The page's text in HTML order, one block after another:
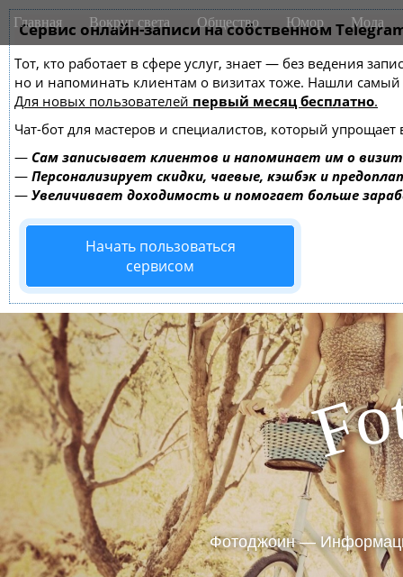
Сервис онлайн-записи на собственном
Тот, кто работает в сфере услуг, знает — без ведения
но и напоминать клиентам о визитах тоже. Нашли
Для новых пользователей первый месяц бесплатно.
Чат-бот для мастеров и специалистов, который упрощает
— Сам записывает клиентов и напоминает им о
— Персонализирует скидки, чаевые, кэшбэк и
— Увеличивает доходимость и помогает больше
Начать пользоваться
сервисом
M
a
n
m
e
n
u
i
Главная Вокруг света Общество Юмор Мода
Fo
Фотоджоин —